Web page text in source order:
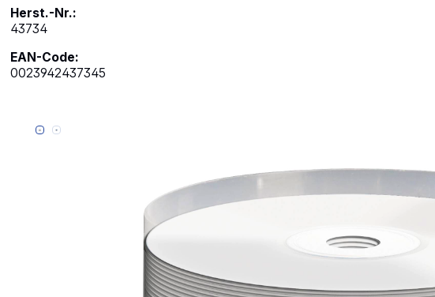
Herst.-Nr.:
43734
EAN-Code:
0023942437345
Bildergalerie überspringen